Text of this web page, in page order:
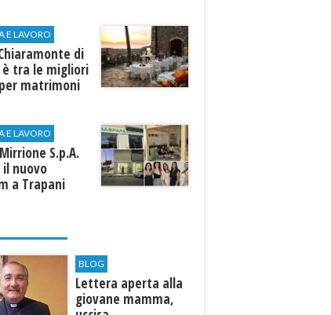
E LAVORO
di
è tra le migliori
matrimoni
E LAVORO
S.p.A.
nuovo
a Trapani
BLOG
Lettera aperta alla
giovane mamma,